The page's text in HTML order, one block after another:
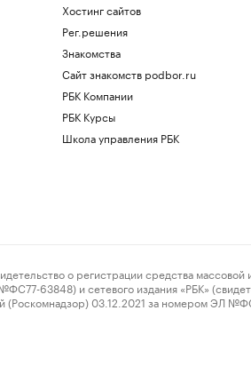
Хостинг сайтов
Рег.решения
Знакомства
Сайт знакомств podbor.ru
РБК Компании
РБК Курсы
Школа управления РБК
о регистрации средства массовой
63848) и сетевого издания «РБК»
(Роскомнадзор) 03.12.2021 за номером ЭЛ